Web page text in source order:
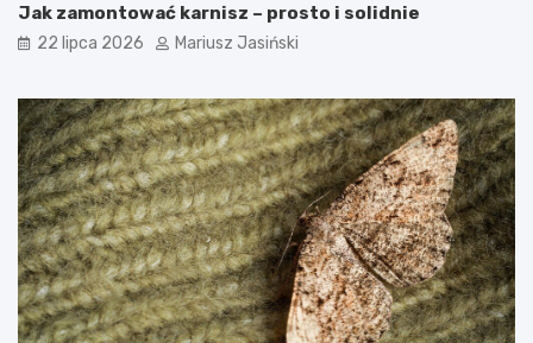
Jak zamontować karnisz – prosto i solidnie
22 lipca 2026 Mariusz Jasiński